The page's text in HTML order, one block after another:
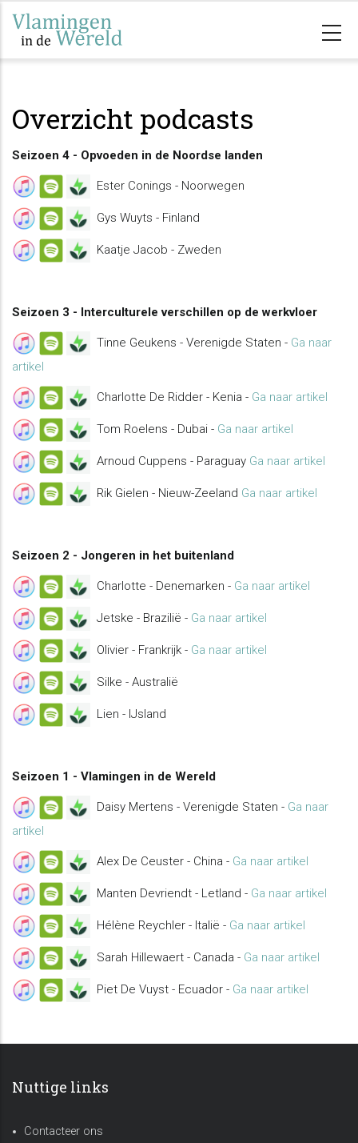
Skip
main
Overzicht podcasts
Seizoen 4 - Opvoeden in de Noordse landen
Ester Conings - Noorwegen
Gys Wuyts - Finland
Kaatje Jacob - Zweden
Seizoen 3 - Interculturele verschillen op de werkvloer
Tinne Geukens - Verenigde Staten - Ga naar
artikel
Charlotte De Ridder - Kenia - Ga naar artikel
Tom Roelens - Dubai - Ga naar artikel
Arnoud Cuppens - Paraguay Ga naar artikel
Rik Gielen - Nieuw-Zeeland Ga naar artikel
Seizoen 2 - Jongeren in het buitenland
Charlotte - Denemarken - Ga naar artikel
Jetske - Brazilië - Ga naar artikel
Olivier - Frankrijk - Ga naar artikel
Silke - Australië
Lien - IJsland
Seizoen 1 - Vlamingen in de Wereld
Daisy Mertens - Verenigde Staten - Ga naar
artikel
Alex De Ceuster - China - Ga naar artikel
Manten Devriendt - Letland - Ga naar artikel
Hélène Reychler - Italië - Ga naar artikel
Sarah Hillewaert - Canada - Ga naar artikel
Piet De Vuyst - Ecuador - Ga naar artikel
Nuttige links
Contacteer ons